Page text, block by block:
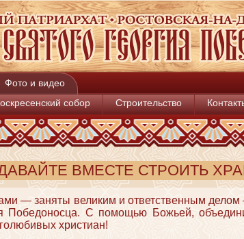
собор Строительство
Фото и видео
ВМЕСТЕ СТРОИТЬ
— заняты великим и ответственным
Победоносца. С помощью Божьей,
христиан!